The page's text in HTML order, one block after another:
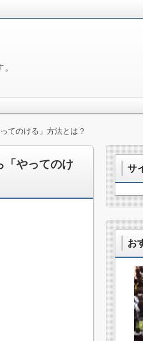
てのける」方法とは？
「やってのけ
サ
お